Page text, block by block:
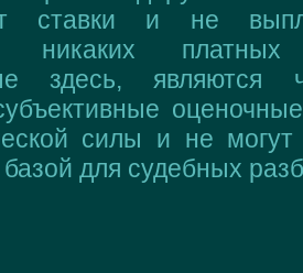
ставки и не
никаких
здесь, являются
силы и не могут
для судебных